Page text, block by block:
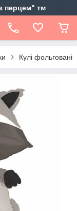
перцем" тм
Кулі фольговані